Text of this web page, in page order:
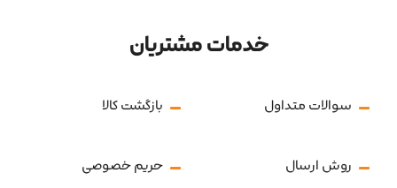
خدمات مشتریان
سوالات متداول بازگشت کالا
روش ارسال حریم خصوصی